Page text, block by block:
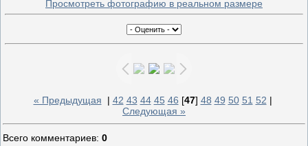
Просмотреть фотографию в реальном размере
« Предыдущая | 42 43 44 45 46 [47] 48 49 50 51 52 |
Следующая »
Всего комментариев: 0